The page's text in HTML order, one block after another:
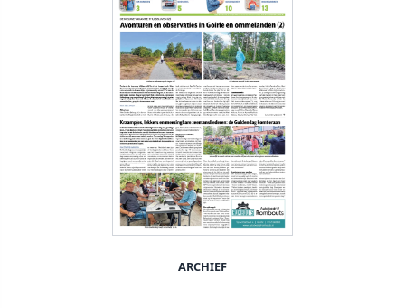
ARCHIEF